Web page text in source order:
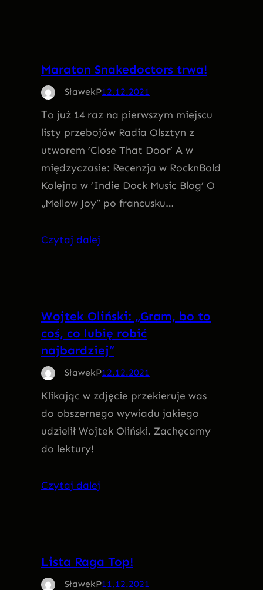
Maraton Snakedoctors trwa!
SławekP12.12.2021
To już 14 raz na pierwszym miejscu
listy przebojów Radia Olsztyn z
utworem ’Close That Door’ A w
międzyczasie: Recenzja w RocknBold
Kolejna w ’Indie Dock Music Blog’ O
„Mellow Joy” po francusku…
Czytaj dalej
Wojtek Oliński: „Gram, bo to
coś, co lubię robić
najbardziej”
SławekP12.12.2021
Klikając w zdjęcie przekieruje was
do obszernego wywiadu jakiego
udzielił Wojtek Oliński. Zachęcamy
do lektury!
Czytaj dalej
Lista Raga Top!
SławekP11.12.2021